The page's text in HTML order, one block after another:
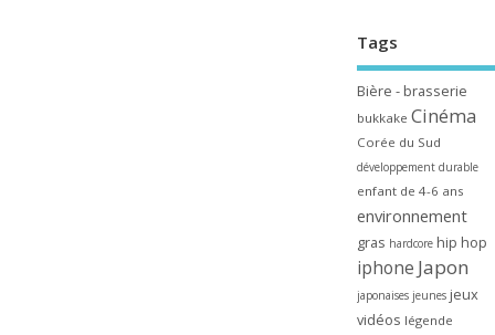
Tags
Bière - brasserie
bukkake Cinéma
Corée du Sud
développement durable
enfant de 4-6 ans
environnement
gras hardcore hip hop
iphone Japon
japonaises jeunes jeux
vidéos légende